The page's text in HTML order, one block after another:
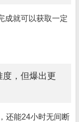
成就可以获取一定
，但爆出更
还能24小时无间断